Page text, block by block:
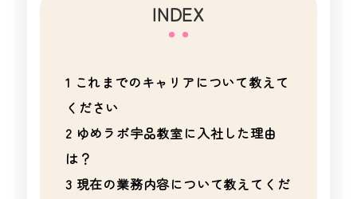
INDEX
1 これまでのキャリアについて教えて
ください
2 ゆめラボ宇品教室に入社した理由
は？
3 現在の業務内容について教えてくだ